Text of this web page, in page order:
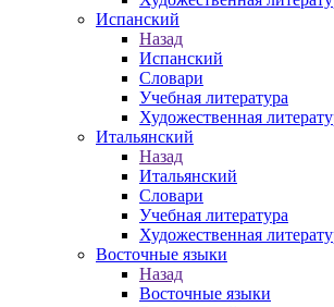
Испанский
Назад
Испанский
Словари
Учебная литература
Художественная
Итальянский
Назад
Итальянский
Словари
Учебная литература
Художественная
Восточные языки
Назад
Восточные языки